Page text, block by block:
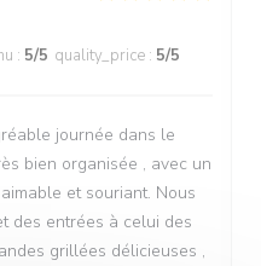
: 5/5 quality_price : 5/5
journée dans le
bien organisée , avec un
et souriant. Nous
des entrées à celui des
grillées délicieuses ,